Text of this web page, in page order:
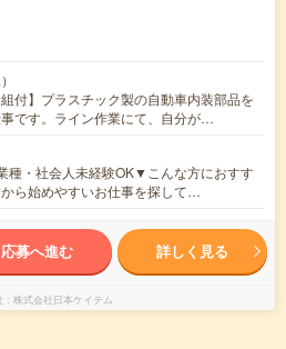
組付】プラスチック製の自動車内装部品を
です。ライン作業にて、自分が…
種・社会人未経験OK▼こんな方におすす
ら始めやすいお仕事を探して…
応募へ進む 詳しく見る
株式会社日本ケイテム